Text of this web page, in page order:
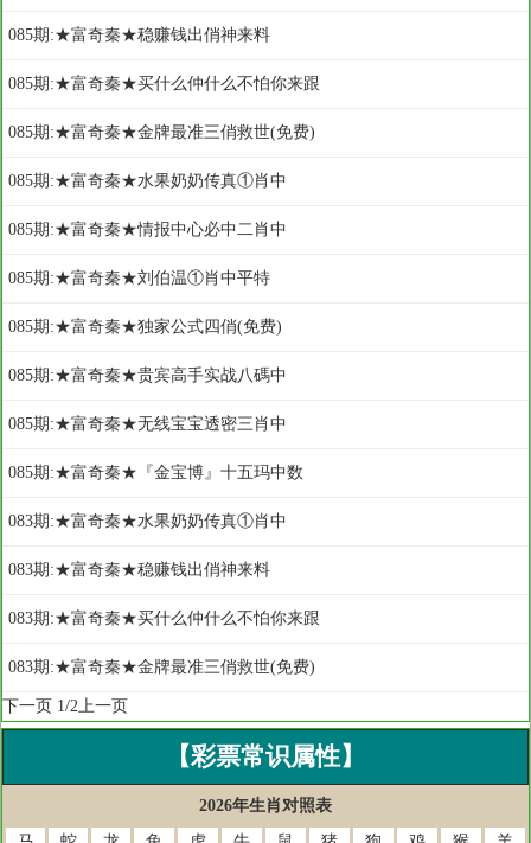
085期:★富奇秦★稳赚钱出俏神来料
085期:★富奇秦★买什么仲什么不怕你来跟
085期:★富奇秦★金牌最准三俏救世(免费)
085期:★富奇秦★水果奶奶传真①肖中
085期:★富奇秦★情报中心必中二肖中
085期:★富奇秦★刘伯温①肖中平特
085期:★富奇秦★独家公式四俏(免费)
085期:★富奇秦★贵宾高手实战八碼中
085期:★富奇秦★无线宝宝透密三肖中
085期:★富奇秦★『金宝博』十五玛中数
083期:★富奇秦★水果奶奶传真①肖中
083期:★富奇秦★稳赚钱出俏神来料
083期:★富奇秦★买什么仲什么不怕你来跟
083期:★富奇秦★金牌最准三俏救世(免费)
下一页 1/2上一页
【彩票常识属性】
2026年生肖对照表